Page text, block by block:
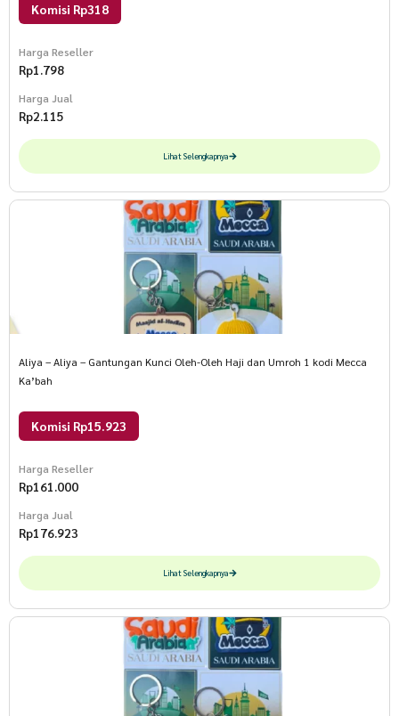
Komisi Rp318
Harga Reseller
Rp1.798
Harga Jual
Rp2.115
Lihat Selengkapnya
Aliya – Aliya – Gantungan Kunci Oleh-Oleh Haji dan Umroh 1 kodi Mecca
Ka’bah
Komisi Rp15.923
Harga Reseller
Rp161.000
Harga Jual
Rp176.923
Lihat Selengkapnya